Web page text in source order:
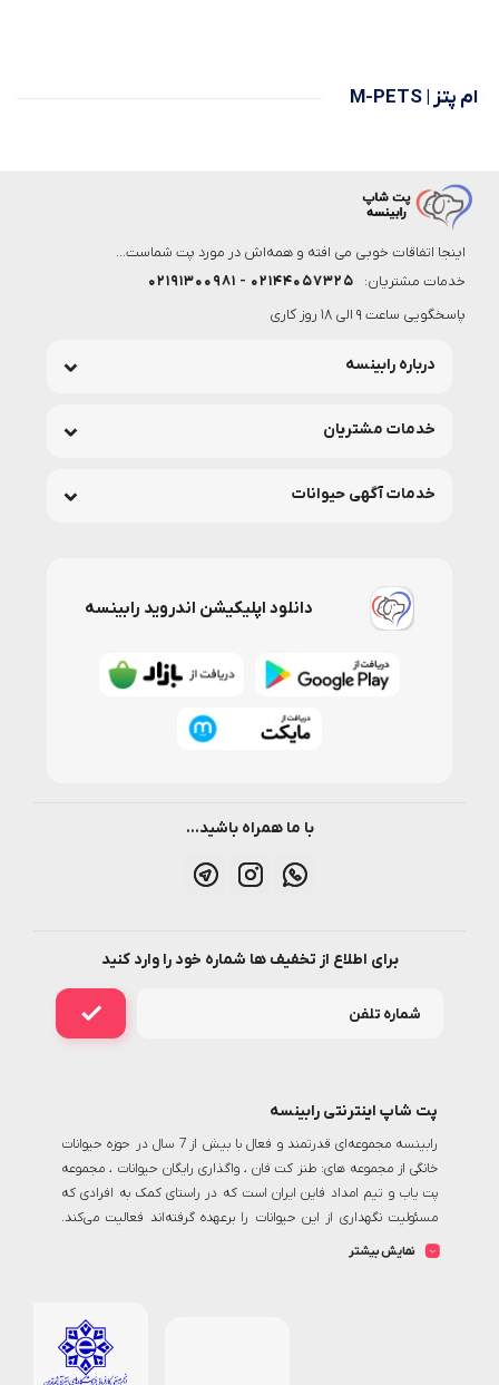
ام پتز | M-PETS
اینجا اتفاقات خوبی می افته و همه‌اش در مورد پت شماست...
خدمات مشتریان:
۰۲۱۴۴۰۵۷۳۲۵ - ۰۲۱۹۱۳۰۰۹۸۱
پاسخگویی ساعت 9 الی 18 روز کاری
درباره رابینسه
خدمات مشتریان
خدمات آگهی حیوانات
دانلود اپلیکیشن اندروید رابینسه
با ما همراه باشید...
برای اطلاع از تخفیف ها شماره خود را وارد کنید
پت شاپ اینترنتی رابینسه
رابینسه مجموعه‌ای قدرتمند و فعال با بیش از 7 سال در حوزه حیوانات
خانگی از مجموعه های: طنز کت فان ، واگذاری رایگان حیوانات ، مجموعه
پت یاب و تیم امداد فاین ایران است که در راستای کمک به افرادی که
مسئولیت نگهداری از این حیوانات را برعهده گرفته‌اند فعالیت می‌کند.
رابینسه با تولید محتوای اختصاصی در این حوزه یک حلقه‌ی اتصال بی بدیل
تلاش میکنیم تا بستری مناسب جهت خرید اینترنتی انواع غذا و ملزومات
رابینسه همواره به
دنبال ارائه خدمات با بالاترین کیفیت، رشد روزافزون و پاسخگویی هر چه
نمایش بیشتر